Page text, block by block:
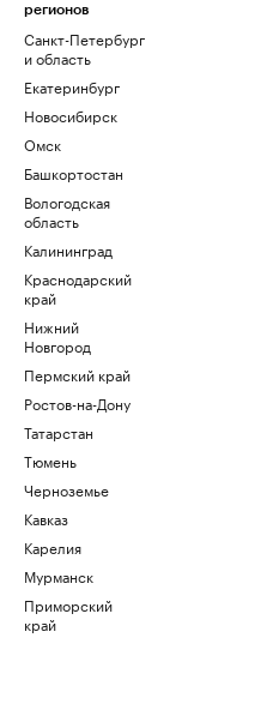
регионов
Санкт-Петербург
и область
Екатеринбург
Новосибирск
Омск
Башкортостан
Вологодская
область
Калининград
Краснодарский
край
Нижний
Новгород
Пермский край
Ростов-на-Дону
Татарстан
Тюмень
Черноземье
Кавказ
Карелия
Мурманск
Приморский
край